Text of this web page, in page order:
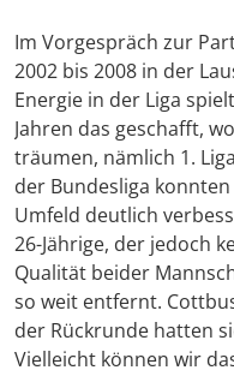
Im Vorgespräch zur
2002 bis 2008 in der
Energie in der Liga
Jahren das geschafft,
träumen, nämlich 1.
der Bundesliga
Umfeld deutlich
26-Jährige, der jedoch
Qualität beider
so weit entfernt.
der Rückrunde hatten
Vielleicht können wir